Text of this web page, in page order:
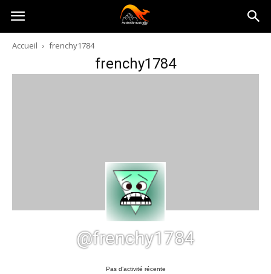
Australia-
australie.com
Accueil frenchy1784
frenchy1784
@frenchy1784
Pas d’activité récente